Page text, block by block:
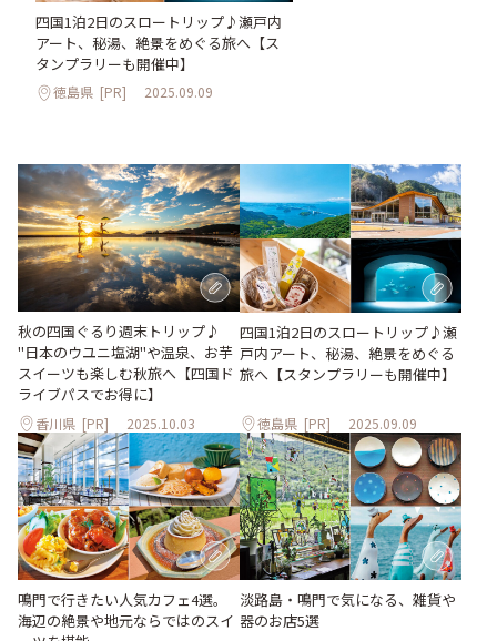
四国1泊2日のスロートリップ♪瀬戸内
アート、秘湯、絶景をめぐる旅へ【ス
タンプラリーも開催中】
徳島県 [PR] 2025.09.09
秋の四国ぐるり週末トリップ♪
"日本のウユニ塩湖"や温泉、お芋
スイーツも楽しむ秋旅へ【四国ド
ライブパスでお得に】
香川県 [PR] 2025.10.03
四国1泊2日のスロートリップ♪瀬
戸内アート、秘湯、絶景をめぐる
旅へ【スタンプラリーも開催中】
徳島県 [PR] 2025.09.09
鳴門で行きたい人気カフェ4選。
海辺の絶景や地元ならではのスイ
淡路島・鳴門で気になる、雑貨や
器のお店5選